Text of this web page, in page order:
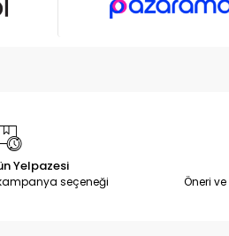
Yelpazesi
seçeneği Öneri